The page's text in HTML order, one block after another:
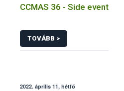
CCMAS 36 - Side event
TOVÁBB >
2022. április 11, hétfő